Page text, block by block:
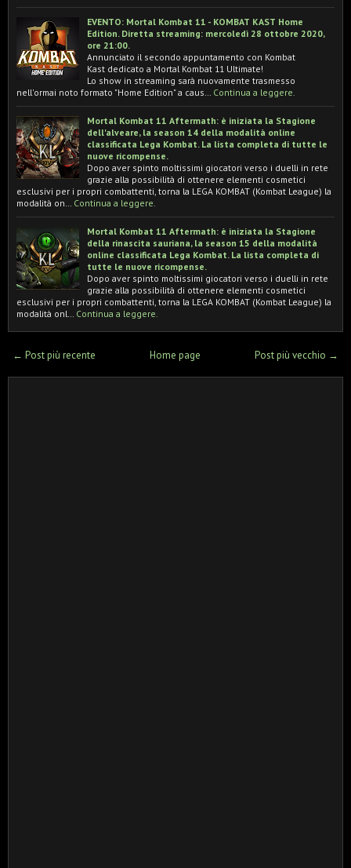
EVENTO: Mortal Kombat 11 - KOMBAT KAST Home
Edition. Diretta streaming: mercoledì 28 ottobre 2020,
ore 21:00.
Annunciato il secondo appuntamento con Kombat
Kast dedicato a Mortal Kombat 11 Ultimate!
Lo show in streaming sarà nuovamente trasmesso
nell'ormai noto formato "Home Edition" a caus… Continua a leggere.
Mortal Kombat 11 Aftermath: è iniziata la Stagione
dell'alveare, la season 14 della modalità online
classificata Lega Kombat. La lista completa di tutte le
nuove ricompense.
Dopo aver spinto moltissimi giocatori verso i duelli in rete
grazie alla possibilità di ottenere elementi cosmetici
esclusivi per i propri combattenti, torna la LEGA KOMBAT (Kombat League) la
modalità on… Continua a leggere.
Mortal Kombat 11 Aftermath: è iniziata la Stagione
della rinascita sauriana, la season 15 della modalità
online classificata Lega Kombat. La lista completa di
tutte le nuove ricompense.
Dopo aver spinto moltissimi giocatori verso i duelli in rete
grazie alla possibilità di ottenere elementi cosmetici
esclusivi per i propri combattenti, torna la LEGA KOMBAT (Kombat League) la
modalità onl… Continua a leggere.
← Post più recente Post più vecchio →
Home page